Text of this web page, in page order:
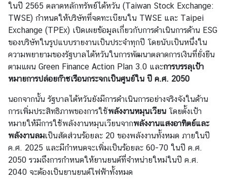
กั
บ
ไ
ต้
ห
วั
น
เ
ก
า
ะ
ก
ร
ในปี 2565 ตลาดหลักทรัพย์ไต้หวัน (Taiwan Stock Exchange:
TWSE) กำหนดให้บริษัทที่จดทะเบียนใน TWSE และ Taipei
Exchange (TPEx) เปิดเผยข้อมูลเกี่ยวกับการดำเนินการด้าน ESG
ของบริษัทในรูปแบบรายงานเป็นประจำทุกปี โดยนับเป็นหนึ่งใน
ความพยายามของรัฐบาลไต้หวันในการพัฒนาตลาดการเงินที่ยั่งยืน
ตามแผน Green Finance Action Plan 3.0 และการบรรลุเป้า
หมายการปล่อยก๊าซเรือนกระจกเป็นศูนย์ใน ปี ค.ศ. 2050
นอกจากนั้น รัฐบาลไต้หวันยังมีการดำเนินการอย่างจริงจังในด้าน
การเพิ่มประสิทธิภาพของการใช้พลังงานหมุนเวียน โดยตั้งเป้า
หมายให้มีการใช้พลังงานหมุนเวียนจากพลังงานแสงอาทิตย์และ
พลังงานลมเป็นสัดส่วนร้อยละ 20 ของพลังงานทั้งหมด ภายในปี
ค.ศ. 2025 และมีกำหนดจะเพิ่มเป็นร้อยละ 60-70 ในปี ค.ศ.
2050 รวมถึงการกำหนดให้ยานยนต์ที่จำหน่ายใหม่ในปี ค.ศ.
2040 จะต้องเป็นยานยนต์ไฟฟ้าทั้งหมด